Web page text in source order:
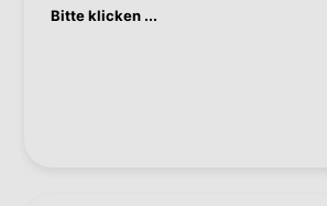
Bitte klicken ...